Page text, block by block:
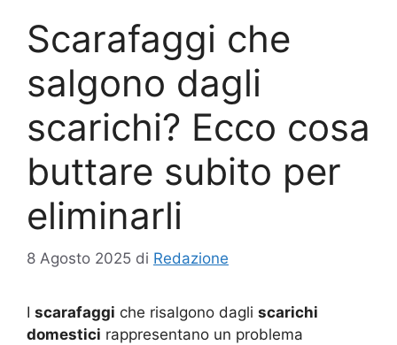
Scarafaggi che
salgono dagli
scarichi? Ecco cosa
buttare subito per
eliminarli
8 Agosto 2025 di Redazione
I scarafaggi che risalgono dagli scarichi
domestici rappresentano un problema